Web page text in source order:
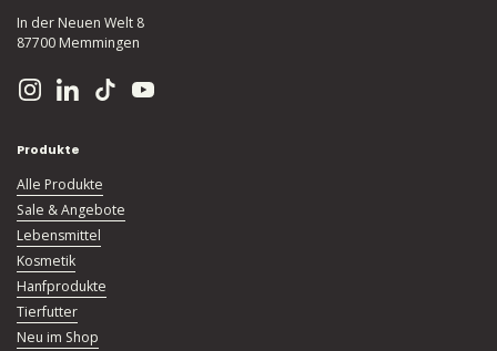
In der Neuen Welt 8
87700 Memmingen
InstagramLinkedInTikTokYouTube
Produkte
Alle Produkte
Sale & Angebote
Lebensmittel
Kosmetik
Hanfprodukte
Tierfutter
Neu im Shop